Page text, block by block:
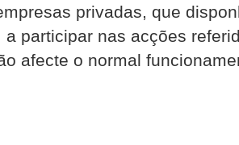
privadas, que
a participar nas acções
afecte o normal